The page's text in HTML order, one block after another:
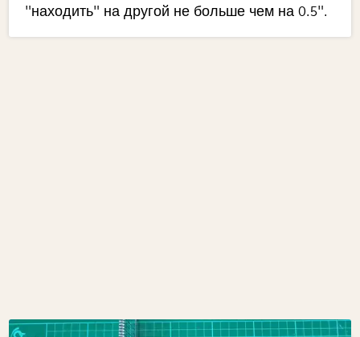
"находить" на другой не больше чем на 0.5".